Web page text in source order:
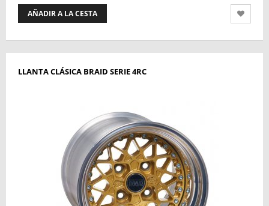
AÑADIR A LA CESTA
LLANTA CLÁSICA BRAID SERIE 4RC